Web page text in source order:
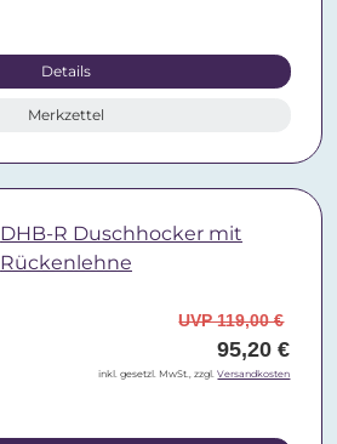
Details
Merkzettel
DHB-R Duschhocker mit
Rückenlehne
UVP 119,00 €
95,20 €
inkl. gesetzl. MwSt., zzgl.Versandkosten